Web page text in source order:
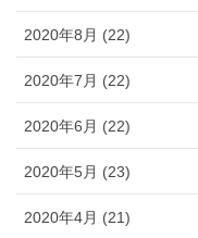
2020年8月 (22)
2020年7月 (22)
2020年6月 (22)
2020年5月 (23)
2020年4月 (21)